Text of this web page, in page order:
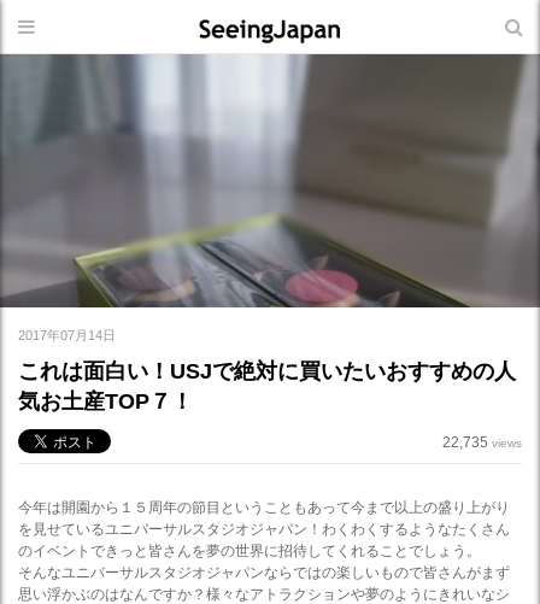
2017年07月14日
これは面白い！USJで絶対に買いたいおすすめの人
気お土産TOP７！
22,735 views
今年は開園から１５周年の節目ということもあって今まで以上の盛り上がり
を見せているユニバーサルスタジオジャパン！わくわくするようなたくさん
のイベントできっと皆さんを夢の世界に招待してくれることでしょう。
そんなユニバーサルスタジオジャパンならではの楽しいもので皆さんがまず
思い浮かぶのはなんですか？様々なアトラクションや夢のようにきれいなシ